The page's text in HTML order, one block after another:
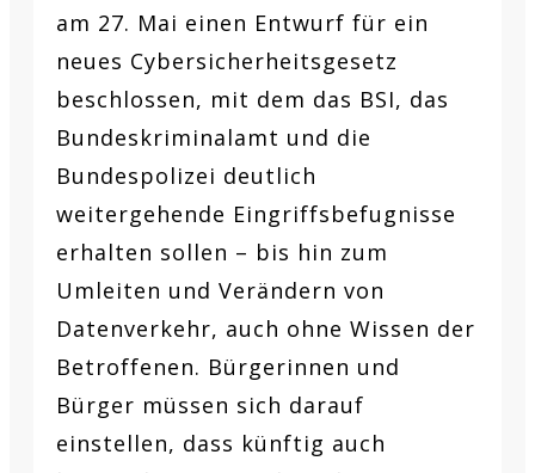
am 27. Mai einen Entwurf für ein
neues Cybersicherheitsgesetz
beschlossen, mit dem das BSI, das
Bundeskriminalamt und die
Bundespolizei deutlich
weitergehende Eingriffsbefugnisse
erhalten sollen – bis hin zum
Umleiten und Verändern von
Datenverkehr, auch ohne Wissen der
Betroffenen. Bürgerinnen und
Bürger müssen sich darauf
einstellen, dass künftig auch